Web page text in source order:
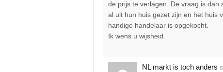
de prijs te verlagen. De vraag is dan
al uit hun huis gezet zijn en het huis
handige handelaar is opgekocht.
Ik wens u wijsheid.
NL markt is toch anders